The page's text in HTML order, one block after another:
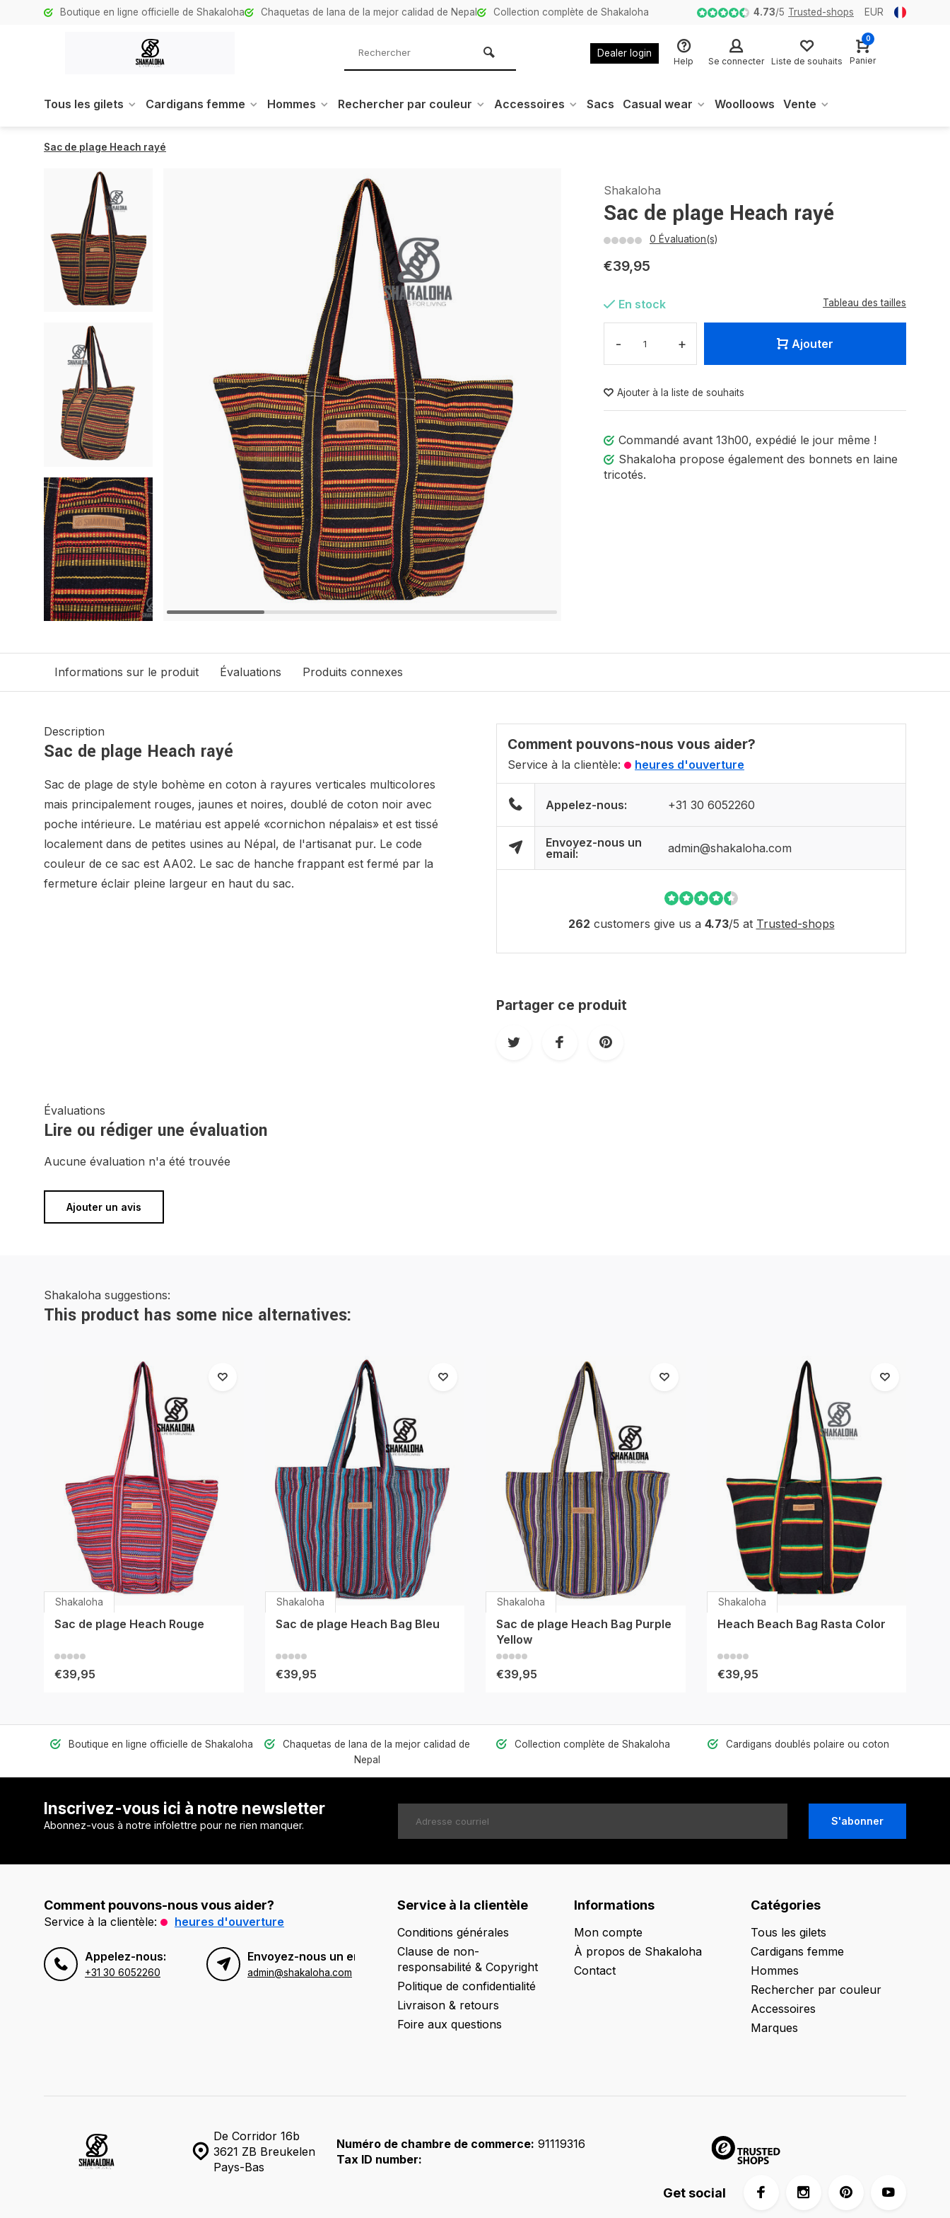
Boutique en ligne officielle de Shakaloha Chaquetas de lana de la mejor calidad de Nepal Collection complète de Shakaloha 4.73/5 Trusted-shops EUR
Dealer login
Help Se connecter Liste de souhaits
0
Panier
Tous les gilets Cardigans femme Hommes Rechercher par couleur Accessoires Sacs Casual wear Woolloows Vente
Sac de plage Heach rayé
Shakaloha
Sac de plage Heach rayé
0 Évaluation(s)
€39,95
Tableau des tailles
En stock
- + Ajouter
Ajouter à la liste de souhaits
Commandé avant 13h00, expédié le jour même !
Shakaloha propose également des bonnets en laine
tricotés.
Informations sur le produit Évaluations Produits connexes
Description
Sac de plage Heach rayé
Sac de plage de style bohème en coton à rayures verticales multicolores
mais principalement rouges, jaunes et noires, doublé de coton noir avec
poche intérieure. Le matériau est appelé «cornichon népalais» et est tissé
localement dans de petites usines au Népal, de l'artisanat pur. Le code
couleur de ce sac est AA02. Le sac de hanche frappant est fermé par la
fermeture éclair pleine largeur en haut du sac.
Comment pouvons-nous vous aider?
Service à la clientèle: heures d'ouverture
Appelez-nous: +31 30 6052260
Envoyez-nous un
email:
admin@shakaloha.com
262 customers give us a 4.73/5 at Trusted-shops
Partager ce produit
Évaluations
Lire ou rédiger une évaluation
Aucune évaluation n'a été trouvée
Ajouter un avis
Shakaloha suggestions:
This product has some nice alternatives:
Shakaloha
Sac de plage Heach Rouge
€39,95
Shakaloha
Sac de plage Heach Bag Bleu
€39,95
Shakaloha
Sac de plage Heach Bag Purple
Yellow
€39,95
Shakaloha
Heach Beach Bag Rasta Color
€39,95
Boutique en ligne officielle de Shakaloha
Chaquetas de lana de la mejor calidad de
Nepal
Collection complète de Shakaloha Cardigans doublés polaire ou coton
Inscrivez-vous ici à notre newsletter
Abonnez-vous à notre infolettre pour ne rien manquer. S'abonner
Comment pouvons-nous vous aider?
Service à la clientèle: heures d'ouverture
Appelez-nous:
+31 30 6052260
Envoyez-nous un email:
admin@shakaloha.com
Service à la clientèle
Conditions générales
Clause de non-
responsabilité & Copyright
Politique de confidentialité
Livraison & retours
Foire aux questions
Informations
Mon compte
À propos de Shakaloha
Contact
Catégories
Tous les gilets
Cardigans femme
Hommes
Rechercher par couleur
Accessoires
Marques
De Corridor 16b
3621 ZB Breukelen
Pays-Bas
Numéro de chambre de commerce: 91119316
Tax ID number:
Get social